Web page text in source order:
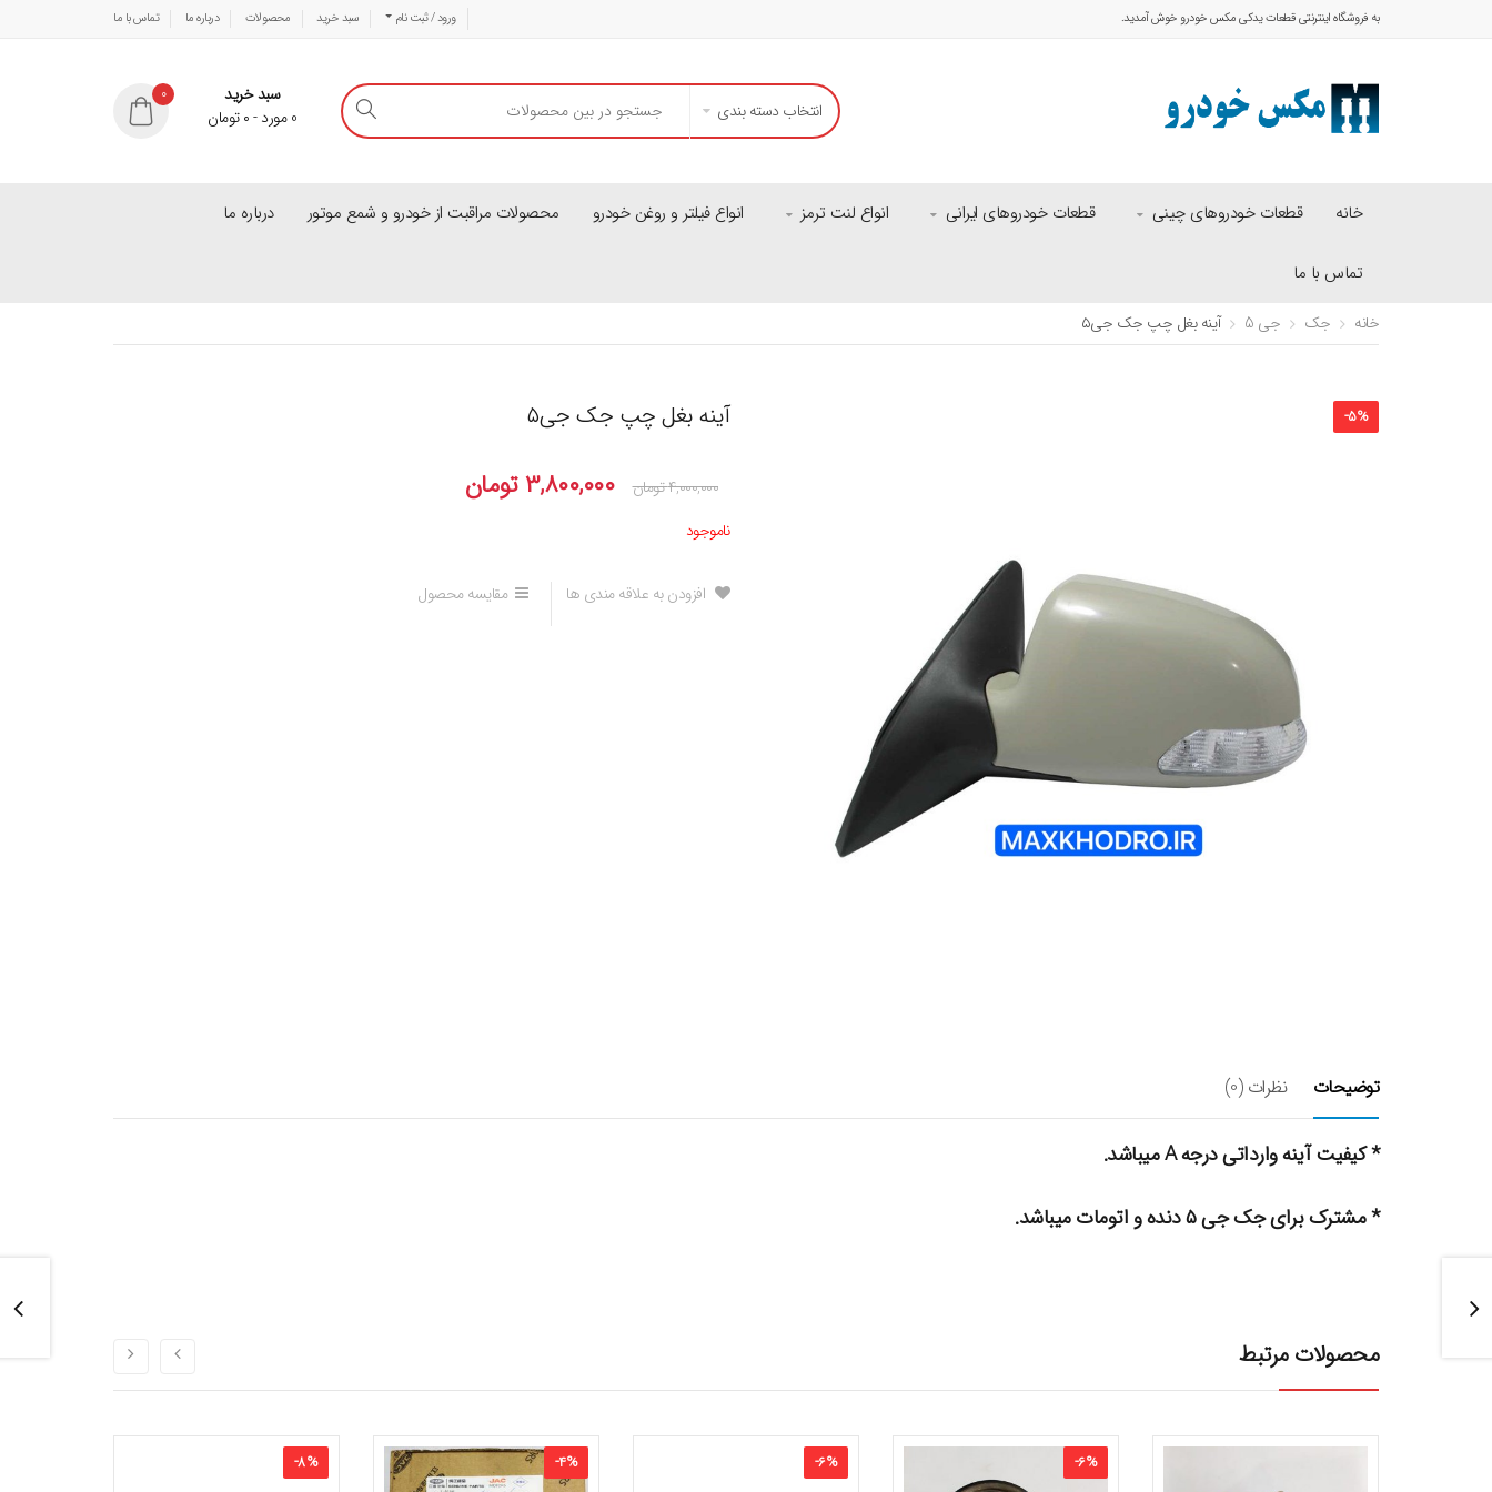
به فروشگاه اینترنتی قطعات یدکی مکس خودرو خوش آمدید. ورود / ثبت نام سبد خرید محصولات درباره ما تماس با ما
انتخاب دسته بندی
0
سبد خرید
0مورد-۰ تومان
خانه قطعات خودروهای چینی قطعات خودروهای ایرانی انواع لنت ترمز انواع فیلتر و روغن خودرو محصولات مراقبت از خودرو و شمع موتور درباره ما
تماس با ما
خانه جک جی 5 آینه بغل چپ جک جی۵
-5% آینه بغل چپ جک جی۵
۴,۰۰۰,۰۰۰تومان ۳,۸۰۰,۰۰۰ تومان
ناموجود
افزودن به علاقه مندی ها مقایسه محصول
توضیحات نظرات (0)
* کیفیت آینه وارداتی درجه A میباشد.
* مشترک برای جک جی ۵ دنده و اتومات میباشد.
محصولات مرتبط
-6%
-6%
-4%
-8%